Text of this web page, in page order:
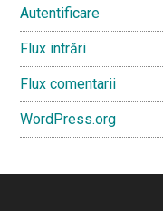
Autentificare
Flux intrări
Flux comentarii
WordPress.org